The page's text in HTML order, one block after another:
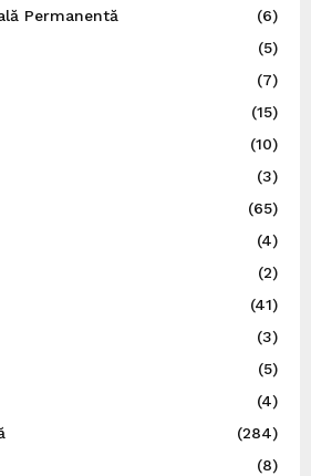
Permanentă
(6)
(5)
(7)
(15)
(10)
(3)
(65)
(4)
(2)
(41)
(3)
(5)
(4)
(284)
(8)